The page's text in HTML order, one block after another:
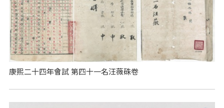
康熙二十四年會試 第四十一名汪薇硃卷